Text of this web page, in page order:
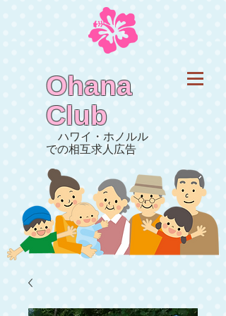
Ohana
Club
ハワイ・ホノルル
での相互求人広告